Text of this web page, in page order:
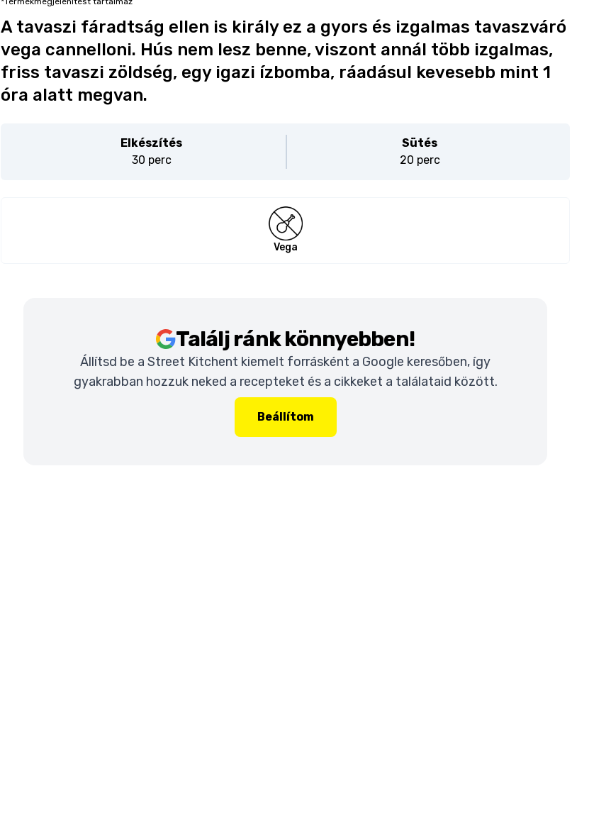
A tavaszi fáradtság ellen is király ez a gyors és izgalmas tavaszváró
vega cannelloni. Hús nem lesz benne, viszont annál több izgalmas,
friss tavaszi zöldség, egy igazi ízbomba, ráadásul kevesebb mint 1
óra alatt megvan.
Elkészítés
30 perc
Sütés
20 perc
Vega
Találj ránk könnyebben!
Állítsd be a Street Kitchent kiemelt forrásként a Google keresőben, így
gyakrabban hozzuk neked a recepteket és a cikkeket a találataid között.
Beállítom